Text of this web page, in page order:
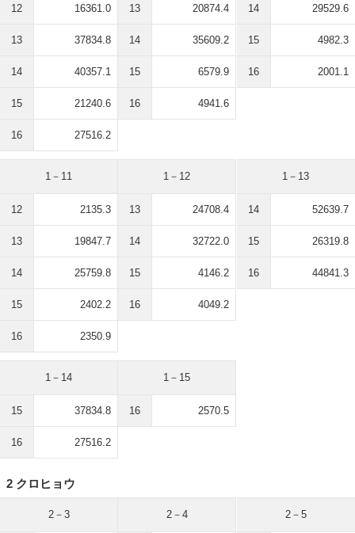
12 16361.0
13 37834.8
14 40357.1
15 21240.6
16 27516.2
13 20874.4
14 35609.2
15 6579.9
16 4941.6
14 29529.6
15 4982.3
16 2001.1
1－11
12 2135.3
13 19847.7
14 25759.8
15 2402.2
16 2350.9
1－12
13 24708.4
14 32722.0
15 4146.2
16 4049.2
1－13
14 52639.7
15 26319.8
16 44841.3
1－14
15 37834.8
16 27516.2
1－15
16 2570.5
2 クロヒョウ
2－3 2－4 2－5